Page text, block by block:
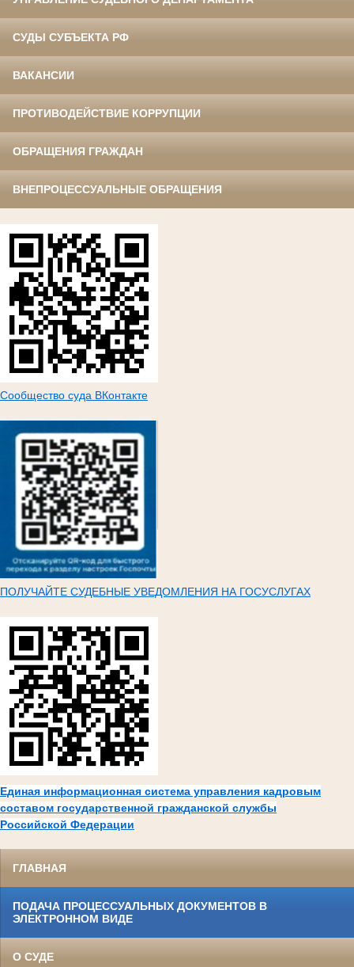
СУДЫ СУБЪЕКТА РФ
ВАКАНСИИ
ПРОТИВОДЕЙСТВИЕ КОРРУПЦИИ
ОБРАЩЕНИЯ ГРАЖДАН
ВНЕПРОЦЕССУАЛЬНЫЕ ОБРАЩЕНИЯ
Сообщество суда ВКонтакте
ПОЛУЧАЙТЕ СУДЕБНЫЕ УВЕДОМЛЕНИЯ НА ГОСУСЛУГАХ
Единая информационная система управления кадровым
составом государственной гражданской службы
Российской Федерации
ГЛАВНАЯ
ПОДАЧА ПРОЦЕССУАЛЬНЫХ ДОКУМЕНТОВ В
ЭЛЕКТРОННОМ ВИДЕ
О СУДЕ